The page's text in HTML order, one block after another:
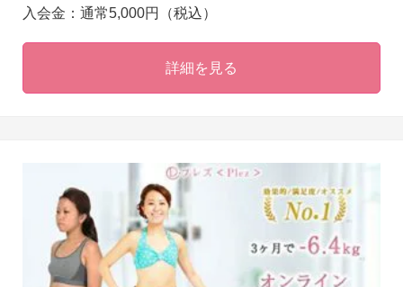
入会金：通常5,000円（税込）
詳細を見る